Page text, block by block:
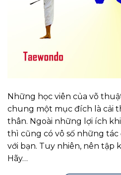
Những học viên của võ
chung một mục đích là cải
thân. Ngoài những lợi ích
thì cũng có vô số những
với bạn. Tuy nhiên, nên tập
Hãy…